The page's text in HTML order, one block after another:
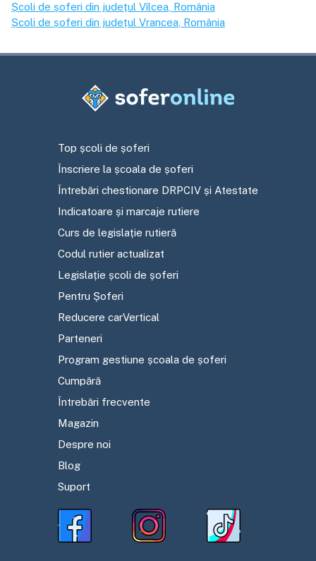
Școli de șoferi din județul Vîlcea , România
Școli de șoferi din județul Vrancea , România
Top școli de șoferi
Înscriere la școala de șoferi
Întrebări chestionare DRPCIV și Atestate
Indicatoare și marcaje rutiere
Curs de legislație rutieră
Codul rutier actualizat
Legislație școli de șoferi
Pentru Șoferi
Reducere carVertical
Parteneri
Program gestiune școala de șoferi
Cumpără
Întrebări frecvente
Magazin
Despre noi
Blog
Suport